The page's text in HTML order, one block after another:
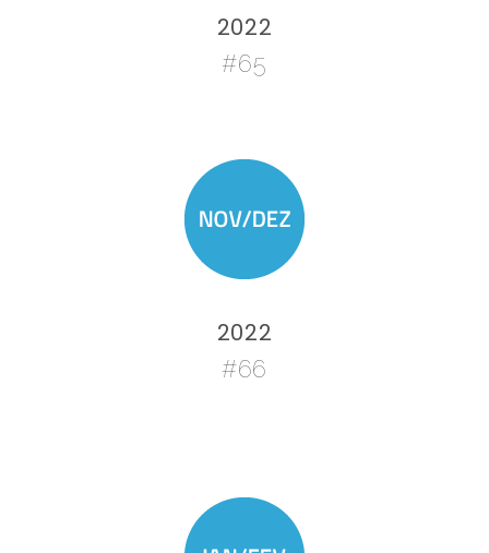
2022
#65
2022
#66